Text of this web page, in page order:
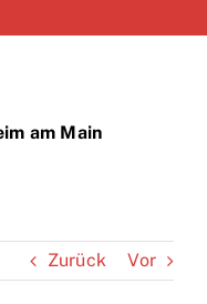
am Main
Zurück Vor